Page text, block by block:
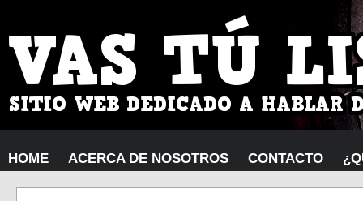
HOME ACERCA DE NOSOTROS CONTACTO